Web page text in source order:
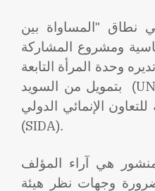
نطاق "المساواة بين
ومشروع المشاركة
وحدة المرأة التابعة
)
بتمويل من السويد
الإنمائي الدولي
(SIDA).
هي آراء المؤلف
وجهات نظر هيئة